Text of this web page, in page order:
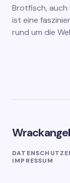
Brotfisch, auch
ist eine
rund um die
IMPRESSUM